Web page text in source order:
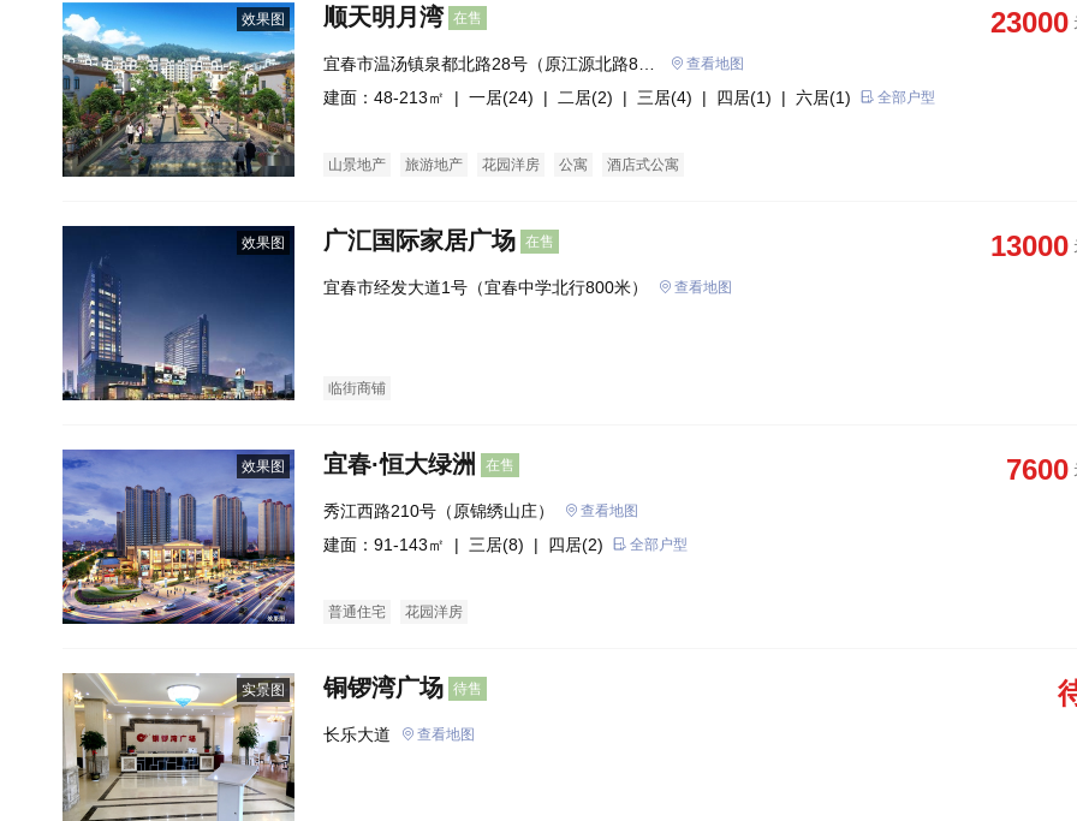
效果图 顺天明月湾 在售 23000
宜春市温汤镇泉都北路28号（原江源北路8
号）
查看地图
建面：48-213㎡ | 一居(24) | 二居(2) | 三居(4) | 四居(1) | 六居(1) 全部户型
山景地产 旅游地产 花园洋房 公寓 酒店式公寓
效果图 广汇国际家居广场 在售 13000
宜春市经发大道1号（宜春中学北行800米） 查看地图
临街商铺
效果图 宜春·恒大绿洲 在售 7600
秀江西路210号（原锦绣山庄） 查看地图
建面：91-143㎡ | 三居(8) | 四居(2) 全部户型
普通住宅 花园洋房
实景图 铜锣湾广场 待售
长乐大道 查看地图